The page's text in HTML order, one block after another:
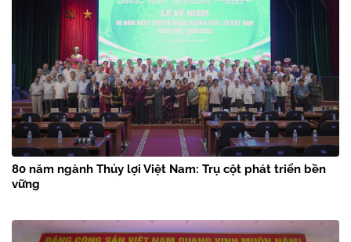
80 năm ngành Thủy lợi Việt Nam: Trụ cột phát triển bền
vững